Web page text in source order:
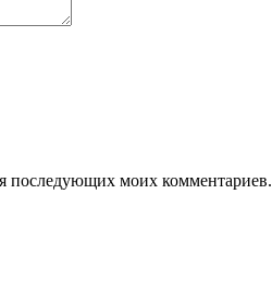
последующих моих комментариев.